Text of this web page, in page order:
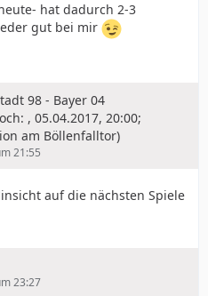
hat dadurch 2-3
gut bei mir
98 - Bayer 04
, 05.04.2017, 20:00;
am Böllenfalltor)
21:55
auf die nächsten Spiele
23:27